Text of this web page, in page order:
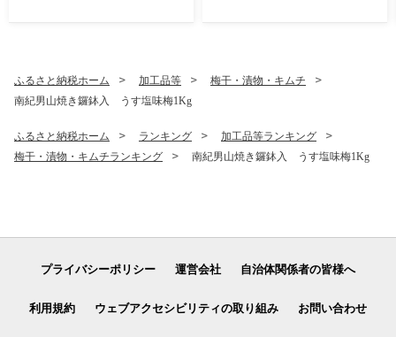
ふるさと納税ホーム 加工品等
梅干・漬物・キムチ
南紀男山焼き鑼鉢入 うす塩味梅1Kg
ふるさと納税ホーム ランキング
加工品等ランキング
梅干・漬物・キムチランキング
南紀男山焼き鑼鉢入 うす塩味梅1Kg
プライバシーポリシー 運営会社 自治体関係者の皆様へ
利用規約 ウェブアクセシビリティの取り組み お問い合わせ